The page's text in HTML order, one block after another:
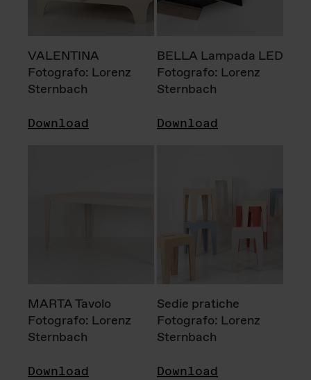
VALENTINA
Fotografo: Lorenz
Sternbach
Download
BELLA Lampada LED
Fotografo: Lorenz
Sternbach
Download
MARTA Tavolo
Fotografo: Lorenz
Sternbach
Download
Sedie pratiche
Fotografo: Lorenz
Sternbach
Download